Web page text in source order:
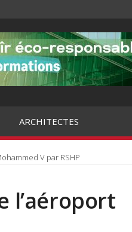
ARCHITECTES
V par RSHP
l’aéroport